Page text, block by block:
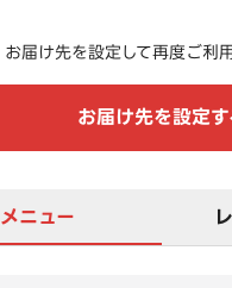
お届け先を設定して再度ご利
お届け先を設定
メニュー